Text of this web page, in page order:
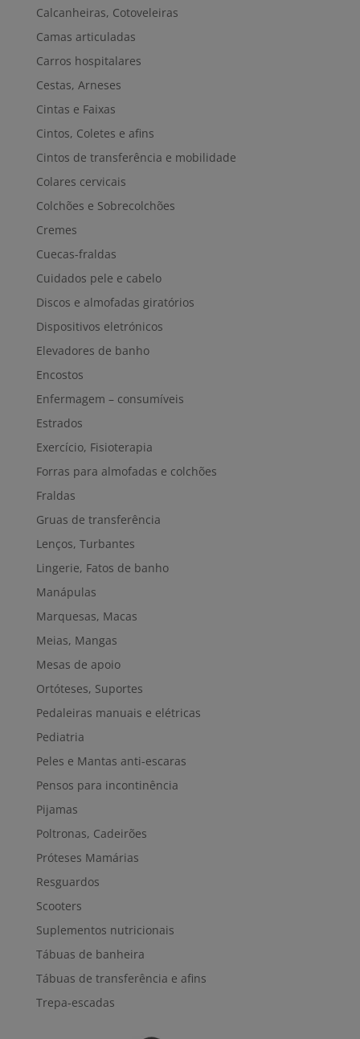
Calcanheiras, Cotoveleiras
Camas articuladas
Carros hospitalares
Cestas, Arneses
Cintas e Faixas
Cintos, Coletes e afins
Cintos de transferência e mobilidade
Colares cervicais
Colchões e Sobrecolchões
Cremes
Cuecas-fraldas
Cuidados pele e cabelo
Discos e almofadas giratórios
Dispositivos eletrónicos
Elevadores de banho
Encostos
Enfermagem – consumíveis
Estrados
Exercício, Fisioterapia
Forras para almofadas e colchões
Fraldas
Gruas de transferência
Lenços, Turbantes
Lingerie, Fatos de banho
Manápulas
Marquesas, Macas
Meias, Mangas
Mesas de apoio
Ortóteses, Suportes
Pedaleiras manuais e elétricas
Pediatria
Peles e Mantas anti-escaras
Pensos para incontinência
Pijamas
Poltronas, Cadeirões
Próteses Mamárias
Resguardos
Scooters
Suplementos nutricionais
Tábuas de banheira
Tábuas de transferência e afins
Trepa-escadas